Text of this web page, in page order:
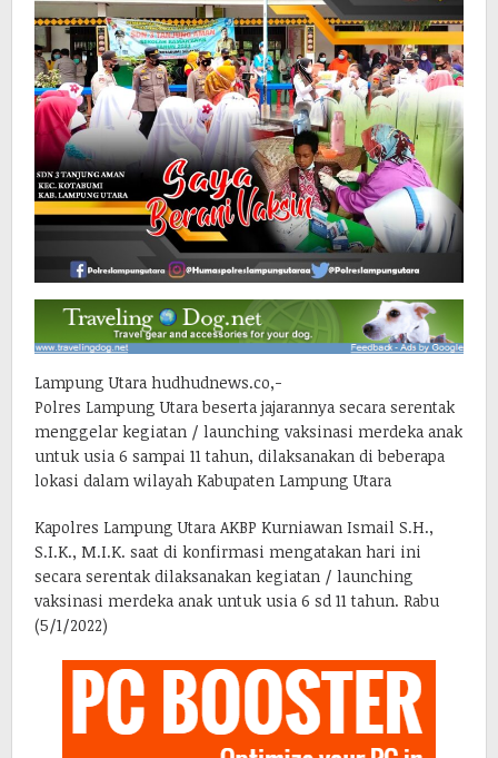
Lampung Utara hudhudnews.co,-
Polres Lampung Utara beserta jajarannya secara serentak
menggelar kegiatan / launching vaksinasi merdeka anak
untuk usia 6 sampai 11 tahun, dilaksanakan di beberapa
lokasi dalam wilayah Kabupaten Lampung Utara
Kapolres Lampung Utara AKBP Kurniawan Ismail S.H.,
S.I.K., M.I.K. saat di konfirmasi mengatakan hari ini
secara serentak dilaksanakan kegiatan / launching
vaksinasi merdeka anak untuk usia 6 sd 11 tahun. Rabu
(5/1/2022)